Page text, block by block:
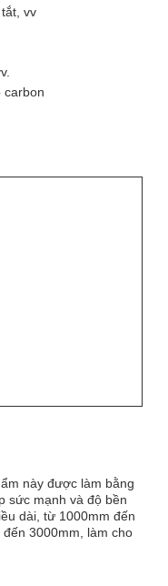
vv
carbon
này được làm bằng
sức mạnh và độ bền
dài, từ 1000mm đến
3000mm, làm cho